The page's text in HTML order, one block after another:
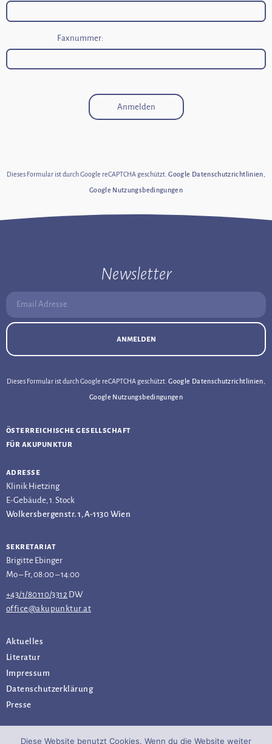
Faxnummer:
Anmelden
Dieses Formular ist durch Google reCAPTCHA geschützt.Google Datenschutzrichtlinien
Google Nutzungsbedingungen
Newsletter
Email Adresse:
anmelden
Dieses Formular ist durch Google reCAPTCHA geschützt.Google Datenschutzrichtlinien
Google Nutzungsbedingungen
österreichische gesellschaft
für akupunktur
adresse
Klinik Hietzing
E-Gebäude, 1. Stock
Wolkersbergenstr. 1, A-1130 Wien
sekretariat
Brigitte Ebinger
Mo – Fr, 08:00 – 14:00
+43/1/80110/3312 DW
office@akupunktur.at
Aktuelles
Literatur
Impressum
Datenschutz­erklärung
Presse
Diese Website benutzt Cookies. Wenn du die Website weiter